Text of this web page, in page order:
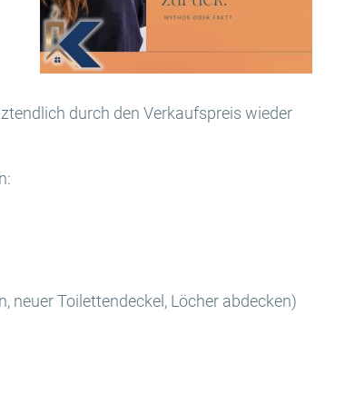
durch den Verkaufspreis wieder
neuer Toilettendeckel, Löcher abdecken)